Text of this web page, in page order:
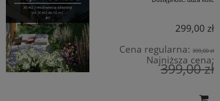
299,00 zł
Cena regularna: 399,00 zł
Najniższa cena:
399,00 zł